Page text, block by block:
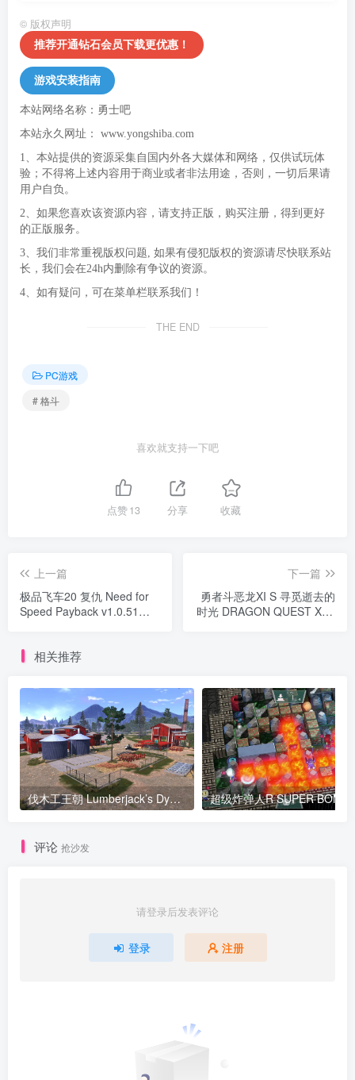
© 版权声明
推荐开通钻石会员下载更优惠！
游戏安装指南
本站网络名称：勇士吧
本站永久网址： www.yongshiba.com
1、本站提供的资源采集自国内外各大媒体和网络，仅供试玩体
验；不得将上述内容用于商业或者非法用途，否则，一切后果请
用户自负。
2、如果您喜欢该资源内容，请支持正版，购买注册，得到更好
的正版服务。
3、我们非常重视版权问题, 如果有侵犯版权的资源请尽快联系站
长，我们会在24h内删除有争议的资源。
4、如有疑问，可在菜单栏联系我们！
THE END
PC游戏
# 格斗
喜欢就支持一下吧
点赞13 分享 收藏
上一篇
极品飞车20 复仇 Need for
Speed Payback v1.0.51豪
下一篇
勇者斗恶龙XI S 寻觅逝去的
时光 DRAGON QUEST XI S
相关推荐
伐木工王朝 Lumberjack’s Dynasty v1.09.2版 集成全DLC 官方中文
评论 抢沙发
请登录后发表评论
登录 注册